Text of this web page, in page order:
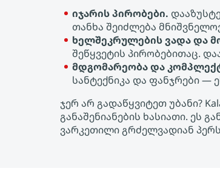
იჯარის პირობები.
თანხა შეიძლება
ხელშეკრულების ვადა და
შეწყვეტის პირობებითაც.
მდგომარეობა და
სანტექნიკა და ფანჯრები
ჯერ არ გადაწყვიტეთ უბანი?
განაშენიანების ხასიათი. ეს
ვარკეთილი გრძელვადიან